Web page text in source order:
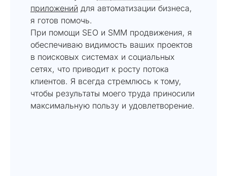
приложений для автоматизации бизнеса,
я готов помочь.
При помощи SEO и SMM продвижения, я
обеспечиваю видимость ваших проектов
в поисковых системах и социальных
сетях, что приводит к росту потока
клиентов. Я всегда стремлюсь к тому,
чтобы результаты моего труда приносили
максимальную пользу и удовлетворение.